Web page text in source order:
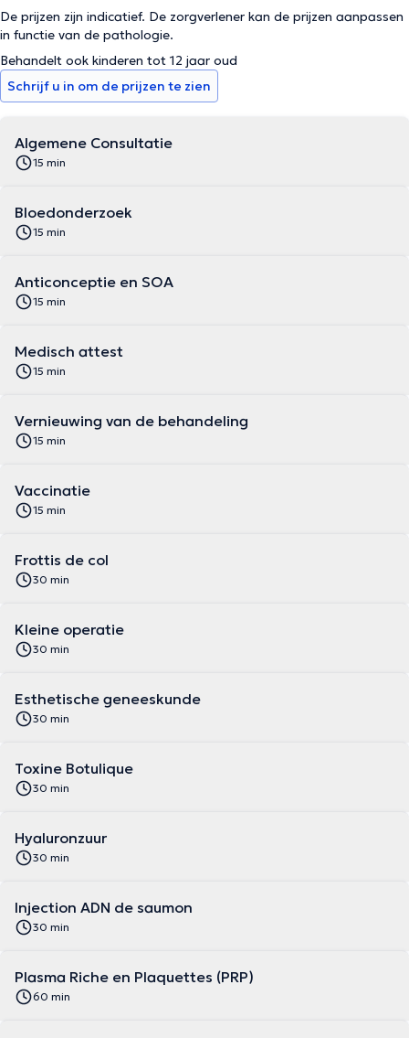
De prijzen zijn indicatief. De zorgverlener kan de prijzen aanpassen
in functie van de pathologie.
Behandelt ook kinderen tot 12 jaar oud
Schrijf u in om de prijzen te zien
Algemene Consultatie
15 min
Bloedonderzoek
15 min
Anticonceptie en SOA
15 min
Medisch attest
15 min
Vernieuwing van de behandeling
15 min
Vaccinatie
15 min
Frottis de col
30 min
Kleine operatie
30 min
Esthetische geneeskunde
30 min
Toxine Botulique
30 min
Hyaluronzuur
30 min
Injection ADN de saumon
30 min
Plasma Riche en Plaquettes (PRP)
60 min